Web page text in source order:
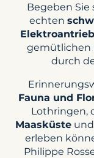
Begeben Sie
echten
Elektroantrieb
gemütlichen
durch
Fauna und
Lothringen,
Maasküste
erleben
Philippe